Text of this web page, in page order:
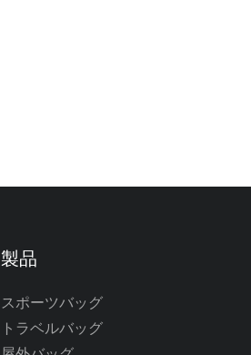
製品
スポーツバッグ
トラベルバッグ